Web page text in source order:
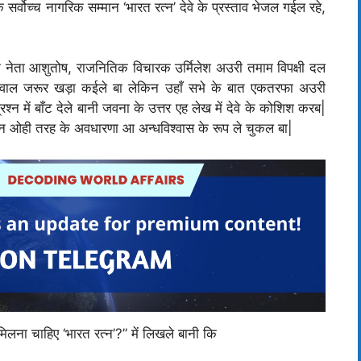
नागरिक सम्मान ‘भारत रत्न’ देवे के प्रस्ताव भेजल गईल रहे,
आशुतोष, राजनितिक विचारक उर्मिलेश अउरी तमाम विपक्षी दल
जरूर खड़ा कईले बा लेकिन उहाँ सभे के बात एकतरफा अउरी
में बाँट देले बानी जवना के उत्तर एह लेख में देवे के कोशिश करब|
तरह के अवधारणा आ अन्धविश्वास के रूप ले चुकल बा|
चाहिए ‘भारत रत्न’?” में लिखले बानी कि